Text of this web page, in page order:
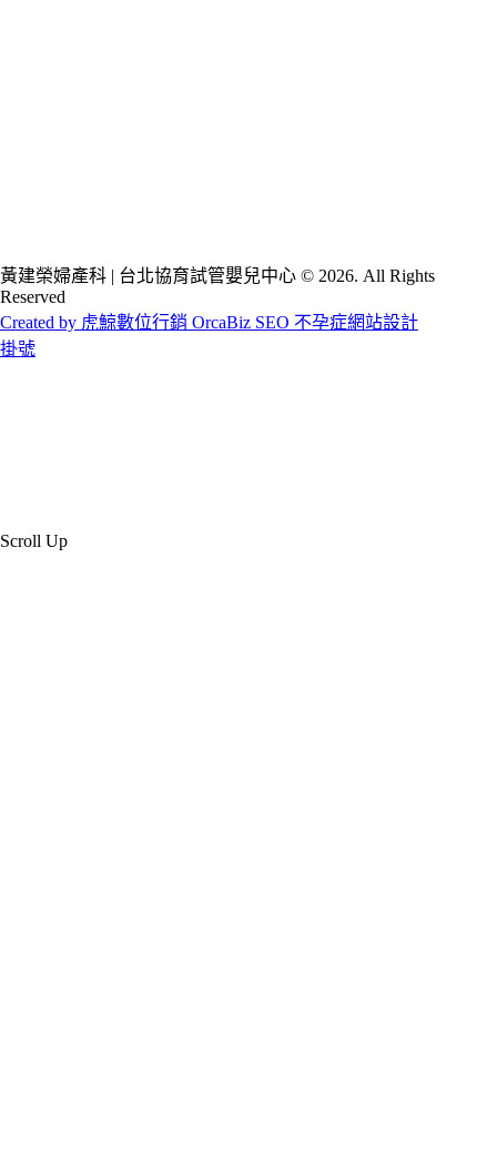
黃建榮婦產科 | 台北協育試管嬰兒中心 © 2026. All Rights
Reserved
Created by 虎鯨數位行銷 OrcaBiz SEO 不孕症網站設計
掛號
Scroll Up